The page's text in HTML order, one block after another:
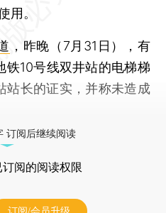
用。
，昨晚（7月31日），有
铁10号线双井站的电梯梯
站长的证实，并称未造成
订阅后继续阅读
订阅的阅读权限